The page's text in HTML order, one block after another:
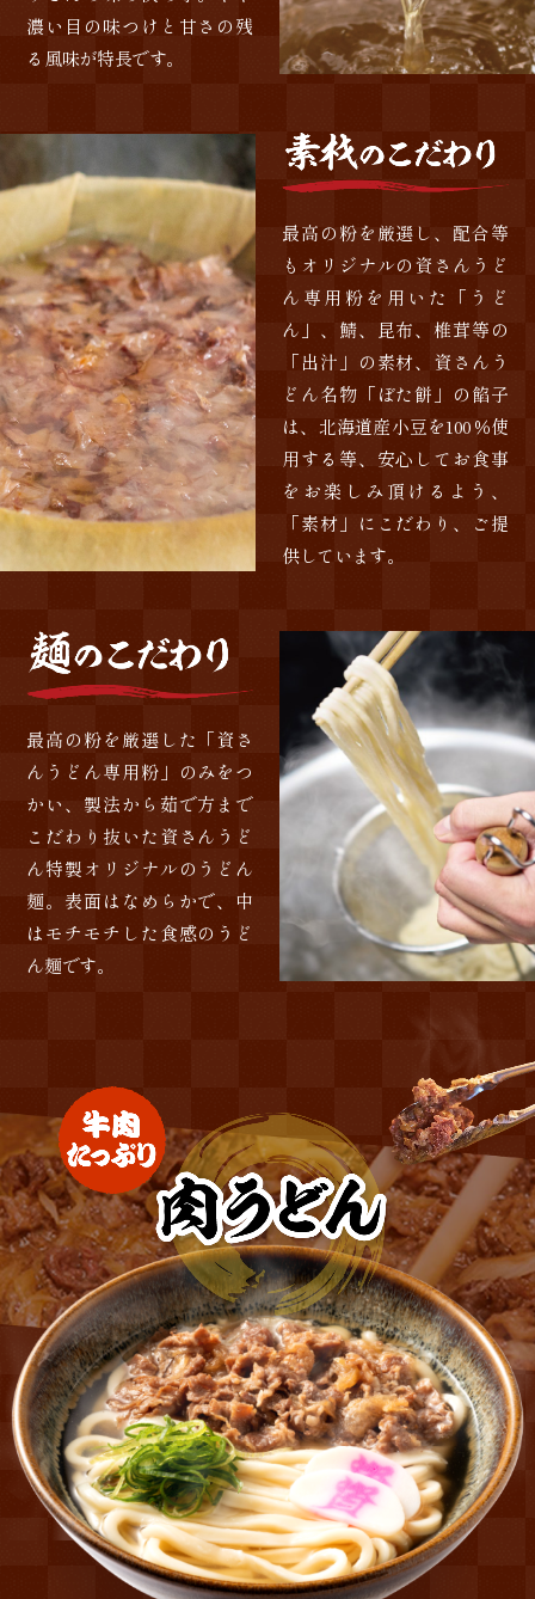
濃い目の味つけと甘さの残
る風味が特長です。
最高の粉を厳選し、配合等
もオリジナルの資さんうど
ん専用粉を用いた「うど
ん」、鯖、昆布、椎茸等の
「出汁」の素材、資さんう
どん名物「ぼた餅」の餡子
は、北海道産小豆を100％使
用する等、安心してお食事
をお楽しみ頂けるよう、
「素材」にこだわり、ご提
供しています。
最高の粉を厳選した「資さ
んうどん専用粉」のみをつ
かい、製法から茹で方まで
こだわり抜いた資さんうど
ん特製オリジナルのうどん
麺。表面はなめらかで、中
はモチモチした食感のうど
ん麺です。